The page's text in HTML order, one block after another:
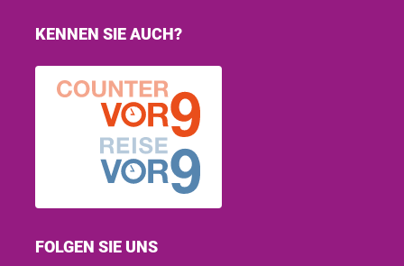
KENNEN SIE AUCH?
FOLGEN SIE UNS